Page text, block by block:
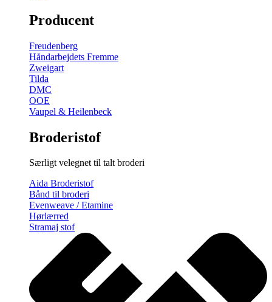
Producent
Freudenberg
Håndarbejdets Fremme
Zweigart
Tilda
DMC
OOE
Vaupel & Heilenbeck
Broderistof
Særligt velegnet til talt broderi
Aida Broderistof
Bånd til broderi
Evenweave / Etamine
Hørlærred
Stramaj stof